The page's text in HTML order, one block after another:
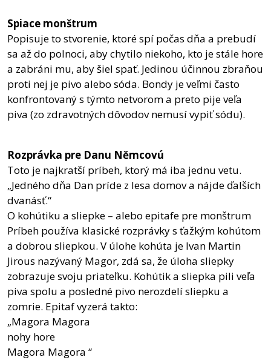
Spiace monštrum
Popisuje to stvorenie, ktoré spí počas dňa a prebudí
sa až do polnoci, aby chytilo niekoho, kto je stále hore
a zabráni mu, aby šiel spať. Jedinou účinnou zbraňou
proti nej je pivo alebo sóda. Bondy je veľmi často
konfrontovaný s týmto netvorom a preto pije veľa
piva (zo zdravotných dôvodov nemusí vypiť sódu).
Rozprávka pre Danu Němcovú
Toto je najkratší príbeh, ktorý má iba jednu vetu.
„Jedného dňa Dan príde z lesa domov a nájde ďalších
dvanásť.“
O kohútiku a sliepke – alebo epitafe pre monštrum
Príbeh používa klasické rozprávky s ťažkým kohútom
a dobrou sliepkou. V úlohe kohúta je Ivan Martin
Jirous nazývaný Magor, zdá sa, že úloha sliepky
zobrazuje svoju priateľku. Kohútik a sliepka pili veľa
piva spolu a posledné pivo nerozdelí sliepku a
zomrie. Epitaf vyzerá takto:
„Magora Magora
nohy hore
Magora Magora “